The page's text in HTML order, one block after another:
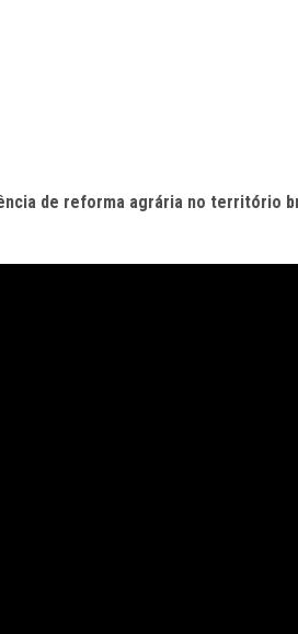
de reforma agrária no território